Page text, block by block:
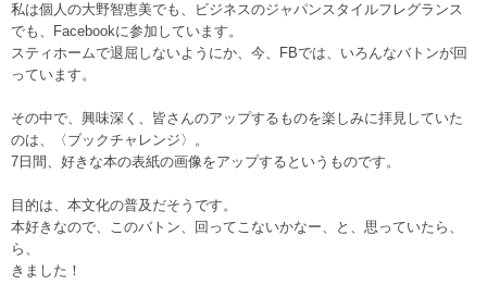
私は個人の大野智恵美でも、ビジネスのジャパンスタイルフレグランス
でも、Facebookに参加しています。
スティホームで退屈しないようにか、今、FBでは、いろんなバトンが回
っています。
その中で、興味深く、皆さんのアップするものを楽しみに拝見していた
のは、〈ブックチャレンジ〉。
7日間、好きな本の表紙の画像をアップするというものです。
目的は、本文化の普及だそうです。
本好きなので、このバトン、回ってこないかなー、と、思っていたら、
ら、
きました！